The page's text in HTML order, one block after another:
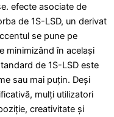
efecte asociate de
de 1S-LSD, un derivat
se pune pe
minimizând în același
de 1S-LSD este
sau mai puțin. Deși
mulți utilizatori
creativitate și